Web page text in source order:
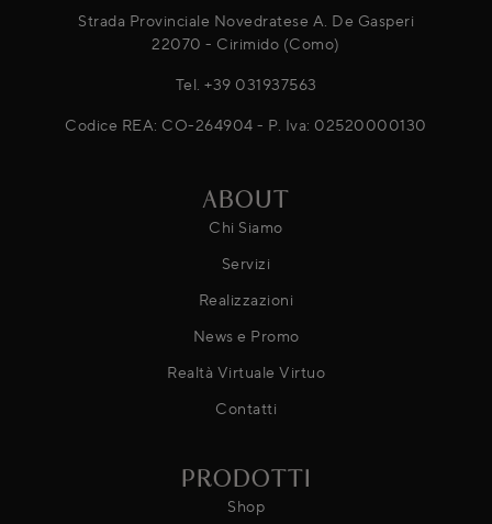
Strada Provinciale Novedratese A. De Gasperi
22070 - Cirimido (Como)
Tel. +39 031937563
Codice REA: CO-264904 - P. Iva: 02520000130
ABOUT
Chi Siamo
Servizi
Realizzazioni
News e Promo
Realtà Virtuale Virtuo
Contatti
PRODOTTI
Shop